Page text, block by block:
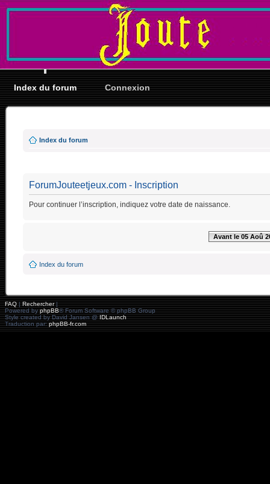
Index du forum Connexion
Index du forum
ForumJouteetjeux.com - Inscription
Pour continuer l’inscription, indiquez votre date de naissance.
Avant le 05 Aoû
Index du forum
FAQ|Rechercher|
Powered byphpBB® Forum Software © phpBB Group
Style created by David Jansen @IDLaunch
Traduction par:phpBB-fr.com